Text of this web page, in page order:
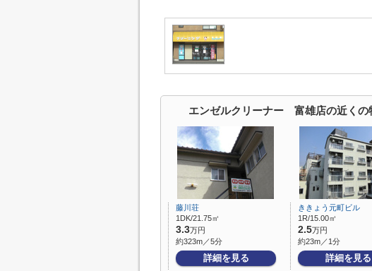
エンゼルクリーナー 富雄店の近くの
藤川荘
1DK/21.75㎡
3.3万円
約323m／5分
詳細を見る
ききょう元町ビル
1R/15.00㎡
2.5万円
約23m／1分
詳細を見る